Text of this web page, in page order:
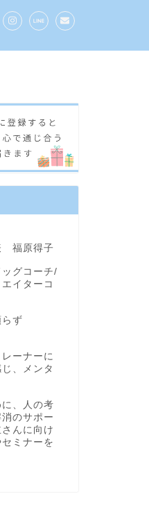
福原得子
グコーチ/
イターコ
らず
ーナーに
、メンタ
、人の考
のサポー
んに向け
ミナーを